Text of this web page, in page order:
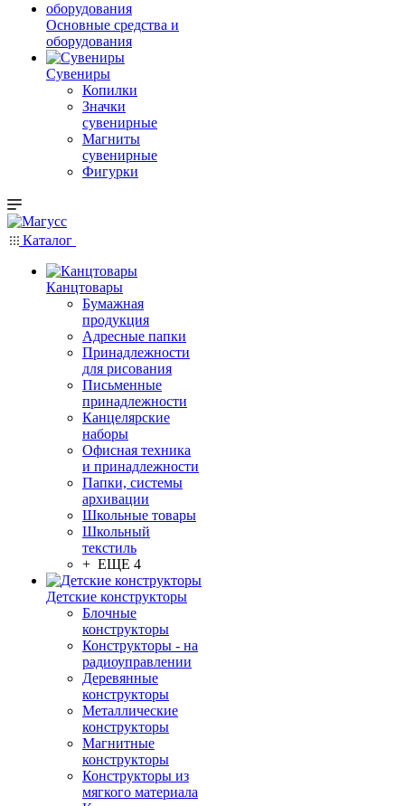
Основные средства и
оборудования
Сувениры
Копилки
Значки
сувенирные
Магниты
сувенирные
Фигурки
Каталог
Канцтовары
Бумажная
продукция
Адресные папки
Принадлежности
для рисования
Письменные
принадлежности
Канцелярские
наборы
Офисная техника
и принадлежности
Папки, системы
архивации
Школьные товары
Школьный
текстиль
+ ЕЩЕ 4
Детские конструкторы
Блочные
конструкторы
Конструкторы - на
радиоуправлении
Деревянные
конструкторы
Металлические
конструкторы
Магнитные
конструкторы
Конструкторы из
мягкого материала